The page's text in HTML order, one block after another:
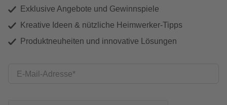
Exklusive Angebote und Gewinnspiele
Kreative Ideen & nützliche Heimwerker-Tipps
Produktneuheiten und innovative Lösungen
E-Mail-Adresse